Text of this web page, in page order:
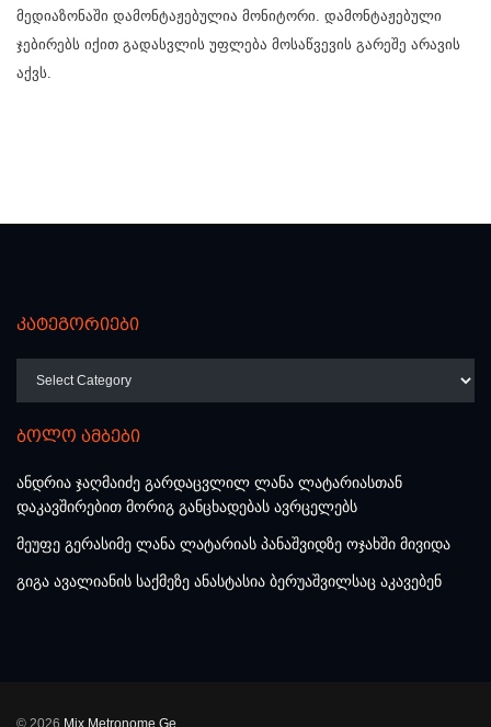
მედიაზონაში დამონტაჟებულია მონიტორი. დამონტაჟებული
ჯებირებს იქით გადასვლის უფლება მოსაწვევის გარეშე არავის
აქვს.
კატეგორიები
ბოლო ამბები
ანდრია ჯაღმაიძე გარდაცვლილ ლანა ლატარიასთან
დაკავშირებით მორიგ განცხადებას ავრცელებს
მეუფე გერასიმე ლანა ლატარიას პანაშვიდზე ოჯახში მივიდა
გიგა ავალიანის საქმეზე ანასტასია ბერუაშვილსაც აკავებენ
© 2026 Mix.Metronome.Ge